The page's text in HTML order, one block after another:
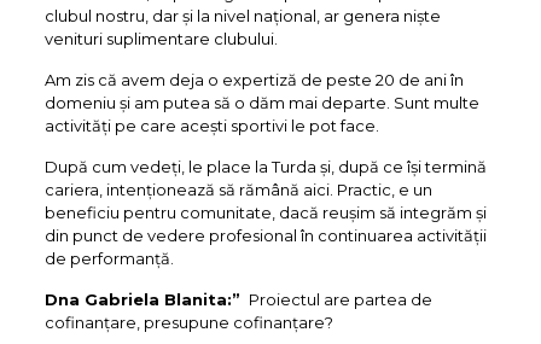
clubul nostru, dar și la nivel național, ar genera niște
venituri suplimentare clubului.
Am zis că avem deja o expertiză de peste 20 de ani în
domeniu și am putea să o dăm mai departe. Sunt multe
activități pe care acești sportivi le pot face.
După cum vedeți, le place la Turda și, după ce își termină
cariera, intenționează să rămână aici. Practic, e un
beneficiu pentru comunitate, dacă reușim să integrăm și
din punct de vedere profesional în continuarea activității
de performanță.
Dna Gabriela Blanita:” Proiectul are partea de
cofinanțare, presupune cofinanțare?